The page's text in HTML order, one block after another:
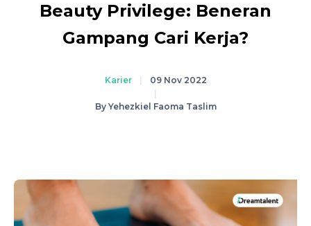
Beauty Privilege: Beneran
Gampang Cari Kerja?
Karier
09 Nov 2022
By Yehezkiel Faoma Taslim